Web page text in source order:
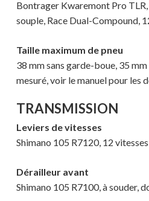
Bontrager Kwaremont Pro
souple, Race Dual-Compound,
Taille maximum de pneu
38 mm sans garde-boue, 35
mesuré, voir le manuel pour les
TRANSMISSION
Leviers de vitesses
Shimano 105 R7120, 12 vitesses
Dérailleur avant
Shimano 105 R7100, à souder,